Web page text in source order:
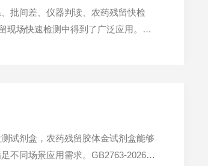
批间差、仪器判读、农药残留快检
现场快速检测中得到了广泛应用。然
试剂盒，农药残留胶体金试剂盒能够
不同场景应用需求。GB2763-2026标